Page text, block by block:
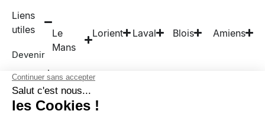
Liens
utiles
Devenir
exposant
Actus &
coulisses
Le
Mans
Lorient Laval Blois Amiens